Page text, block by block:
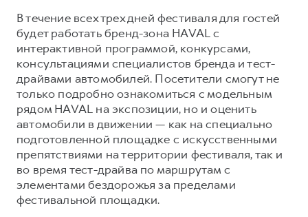
АКСЕССУАРЫ HAVAL
Автомобильные аксессуары
Коллекция CITY
Коллекция Базовая
Коллекция Детская
Коллекция CITY
Коллекция Базовая
Коллекция Детская
В течение всех трех дней фестиваля для гостей
будет работать бренд-зона HAVAL с
интерактивной программой, конкурсами,
консультациями специалистов бренда и тест-
драйвами автомобилей. Посетители смогут не
только подробно ознакомиться с модельным
рядом HAVAL на экспозиции, но и оценить
автомобили в движении — как на специально
подготовленной площадке с искусственными
препятствиями на территории фестиваля, так и
во время тест-драйва по маршрутам с
элементами бездорожья за пределами
фестивальной площадки.